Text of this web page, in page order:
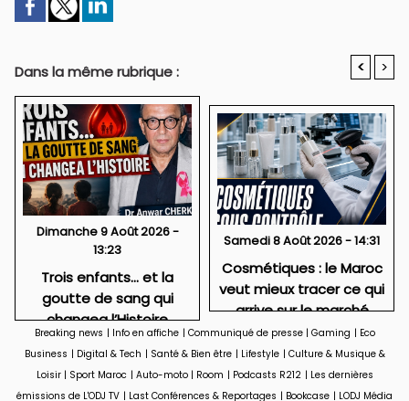
Dans la même rubrique : < >
Dimanche 9 Août 2026 -
13:23
Trois enfants… et la
goutte de sang qui
changea l’Histoire
Samedi 8 Août 2026 - 14:31
Cosmétiques : le Maroc
veut mieux tracer ce qui
arrive sur le marché
Breaking news | Info en affiche | Communiqué de presse | Gaming | Eco
Business | Digital & Tech | Santé & Bien être | Lifestyle | Culture & Musique &
Loisir | Sport Maroc | Auto-moto | Room | Podcasts R212 | Les dernières
émissions de L'ODJ TV | Last Conférences & Reportages | Bookcase | LODJ Média